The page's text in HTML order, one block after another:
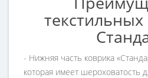
- Нижняя часть коврика
которая имеет шероховатость